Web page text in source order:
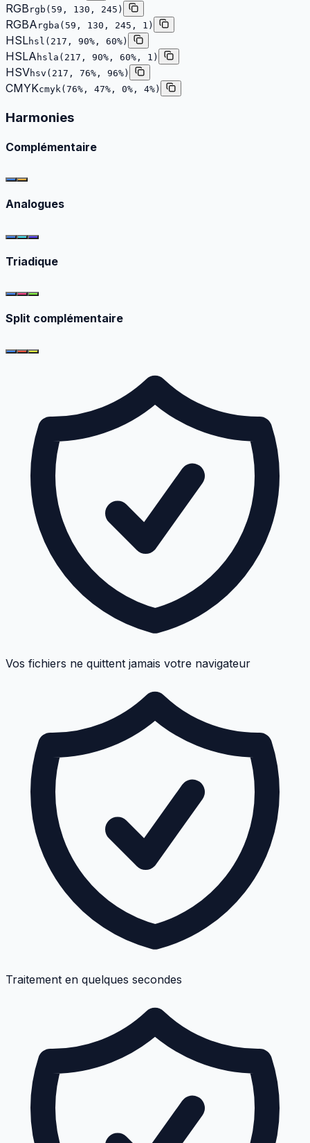
RGB rgb(59, 130, 245)
RGBA rgba(59, 130, 245, 1)
HSLhsl(217, 90%, 60%)
HSLA hsla(217, 90%, 60%, 1)
HSVhsv(217, 76%, 96%)
CMYKcmyk(76%, 47%, 0%, 4%)
Harmonies
Complémentaire
Analogues
Triadique
Split complémentaire
Vos fichiers ne quittent jamais votre navigateur
Traitement en quelques secondes